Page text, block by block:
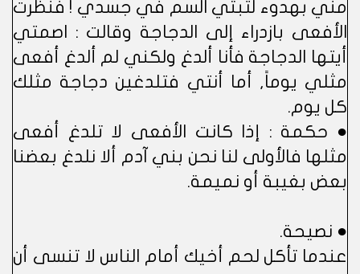
مني بهدوء لتبثي السم في جسدي ! فنظرت
الأفعى بازدراء إلى الدجاجة وقالت : اصمتي
أيتها الدجاجة فأنا ألدغ ولكني لم ألدغ أفعى
مثلي يوماً, أما أنتي فتلدغين دجاجة مثلك
كل يوم.
● حكمة : إذا كانت الأفعى لا تلدغ أفعى
مثلها فالأولى لنا نحن بني آدم ألا نلدغ بعضنا
بعض بغيبة أو نميمة.
● نصيحة.
عندما تأكل لحم أخيك أمام الناس لا تنسى أن